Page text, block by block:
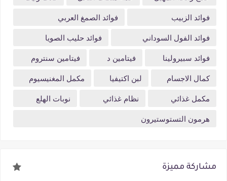
فوائد الزبيب
فوائد الصمغ العربي
فوائد الفول السوداني
فوائد حليب الصويا
فوائد سبيرولينا
فيتامين د
فيتامين سنتروم
كمال الاجسام
لبن اكتيفيا
مكمل المغنيسيوم
مكمل غذائي
نظام غذائي
نوبات الهلع
هرمون التستوستيرون
مشاركة مميزة